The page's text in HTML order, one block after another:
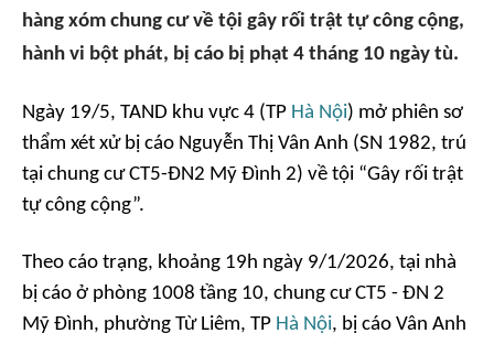
hàng xóm chung cư về tội gây rối trật tự công cộng,
hành vi bột phát, bị cáo bị phạt 4 tháng 10 ngày tù.
Ngày 19/5, TAND khu vực 4 (TP Hà Nội) mở phiên sơ
thẩm xét xử bị cáo Nguyễn Thị Vân Anh (SN 1982, trú
tại chung cư CT5-ĐN2 Mỹ Đình 2) về tội “Gây rối trật
tự công cộng”.
Theo cáo trạng, khoảng 19h ngày 9/1/2026, tại nhà
bị cáo ở phòng 1008 tầng 10, chung cư CT5 - ĐN 2
Mỹ Đình, phường Từ Liêm, TP Hà Nội, bị cáo Vân Anh